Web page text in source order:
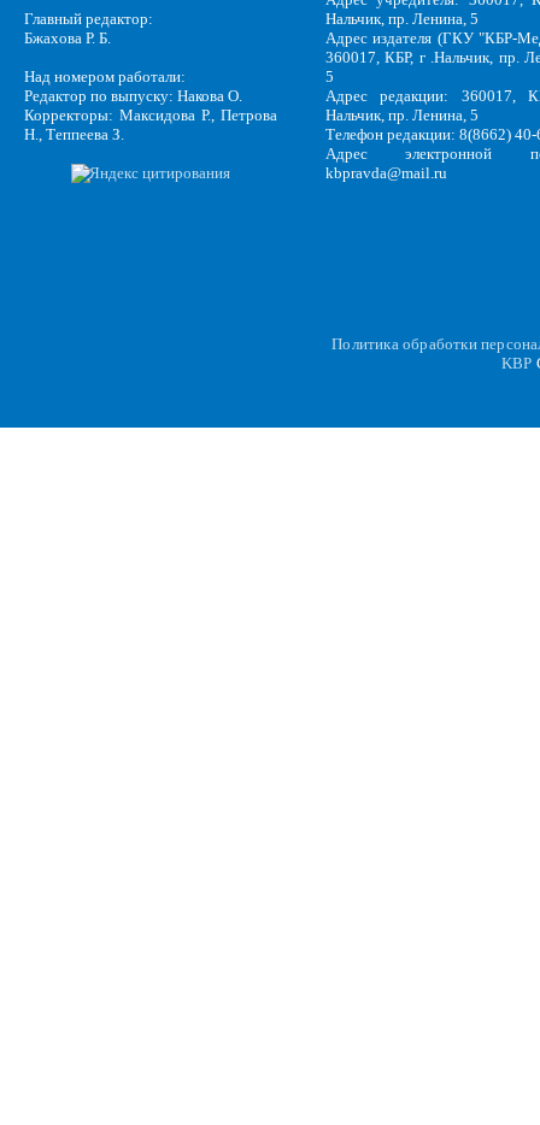
Главный редактор:
Бжахова Р. Б.
Над номером работали:
Редактор по выпуску: Накова О.
Корректоры: Максидова Р., Петрова
Н., Теппеева З.
Нальчик, пр. Ленина, 5
Адрес издателя (ГКУ "КБР-
360017, КБР, г .Нальчик, пр.
5
Адрес редакции: 360017,
Нальчик, пр. Ленина, 5
Телефон редакции: 8(8662)
Адрес электронной
kbpravda@mail.ru
Политика обработки
KBP